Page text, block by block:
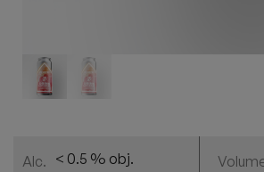
Alc. < 0.5 % obj.